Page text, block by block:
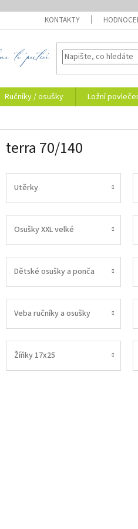
KONTAKTY
Ručníky / osušky Ložní
terra 70/140
Utěrky
Osušky XXL velké
Dětské osušky a ponča
Veba ručníky a osušky
Žíňky 17x25